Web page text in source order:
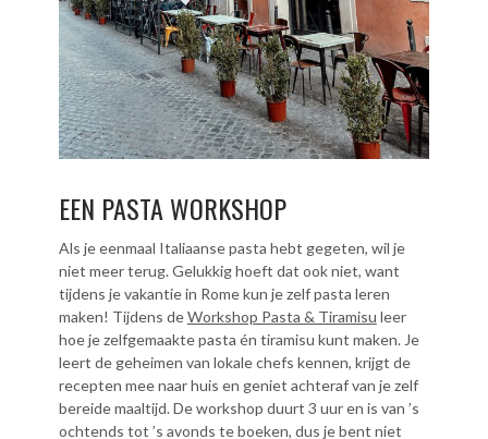
EEN PASTA WORKSHOP
Als je eenmaal Italiaanse pasta hebt gegeten, wil je
niet meer terug. Gelukkig hoeft dat ook niet, want
tijdens je vakantie in Rome kun je zelf pasta leren
maken! Tijdens deWorkshop Pasta & Tiramisu leer
hoe je zelfgemaakte pasta én tiramisu kunt maken. Je
leert de geheimen van lokale chefs kennen, krijgt de
recepten mee naar huis en geniet achteraf van je zelf
bereide maaltijd. De workshop duurt 3 uur en is van ’s
ochtends tot ’s avonds te boeken, dus je bent niet